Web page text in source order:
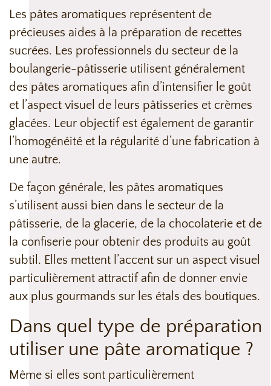
Les pâtes aromatiques représentent de
précieuses aides à la préparation de recettes
sucrées. Les professionnels du secteur de la
boulangerie-pâtisserie utilisent généralement
des pâtes aromatiques afin d’intensifier le goût
et l’aspect visuel de leurs pâtisseries et crèmes
glacées. Leur objectif est également de garantir
l’homogénéité et la régularité d’une fabrication à
une autre.
De façon générale, les pâtes aromatiques
s’utilisent aussi bien dans le secteur de la
pâtisserie, de la glacerie, de la chocolaterie et de
la confiserie pour obtenir des produits au goût
subtil. Elles mettent l’accent sur un aspect visuel
particulièrement attractif afin de donner envie
aux plus gourmands sur les étals des boutiques.
Dans quel type de préparation
utiliser une pâte aromatique ?
Même si elles sont particulièrement